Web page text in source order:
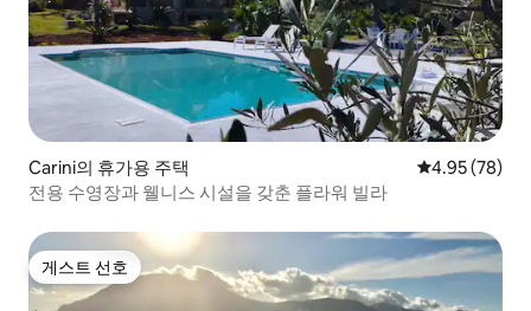
Carini의 휴가용 주택 평점 4.95점(5
4.95 (78)
전용 수영장과 웰니스 시설을 갖춘 플라워 빌라
게스트 선호
게스트 선호